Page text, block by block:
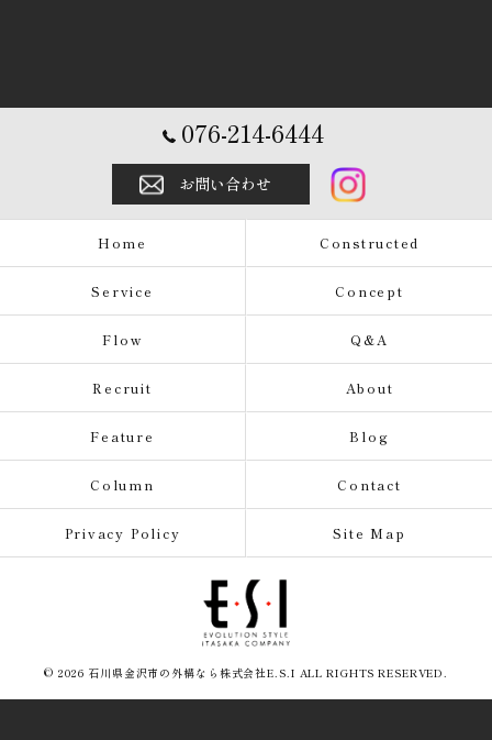
076-214-6444
お問い合わせ
Home Constructed
Service Concept
Flow Q&A
Recruit About
Feature Blog
Column Contact
Privacy Policy Site Map
© 2026 石川県金沢市の外構なら株式会社E.S.I ALL RIGHTS RESERVED.